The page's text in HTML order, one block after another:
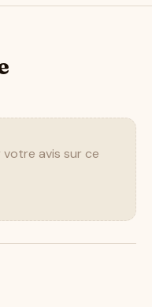
votre avis sur ce